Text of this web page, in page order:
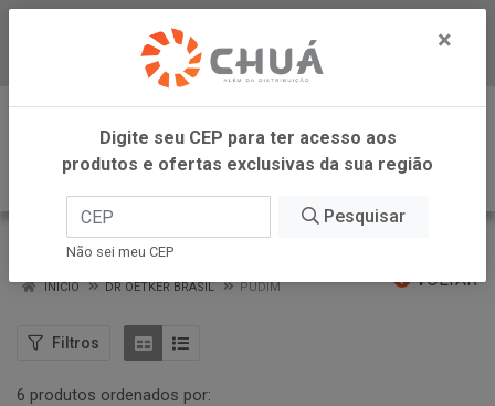
Baixe já nosso APP
0
PUDIM
VOLTAR
INÍCIO DR OETKER BRASIL PUDIM
Filtros
6 produtos ordenados por:
×
Digite seu CEP para ter acesso aos
produtos e ofertas exclusivas da sua região
Pesquisar
Não sei meu CEP